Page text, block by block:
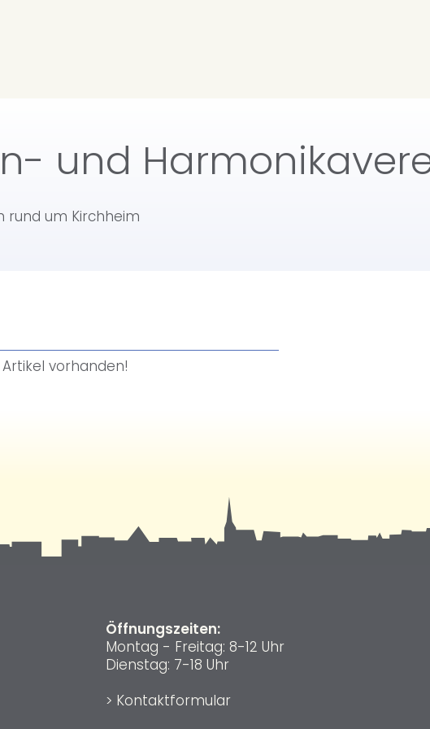
und
rund um Kirchheim
vorhanden!
Öffnungszeiten:
Montag - Freitag: 8-12 Uhr
Dienstag: 7-18 Uhr
> Kontaktformular